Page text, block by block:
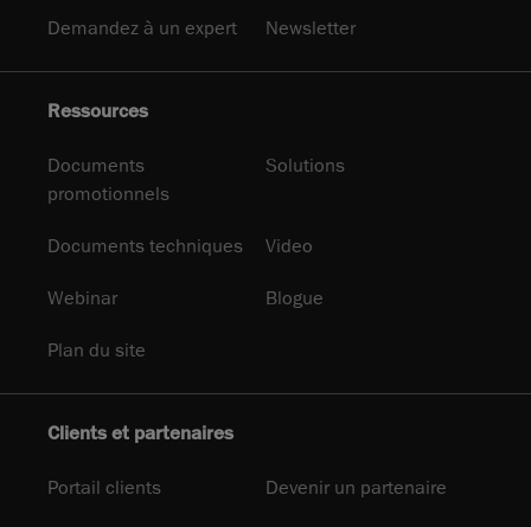
Demandez à un expert Newsletter
Ressources
Documents
promotionnels
Solutions
Documents techniques Video
Webinar Blogue
Plan du site
Clients et partenaires
Portail clients Devenir un partenaire